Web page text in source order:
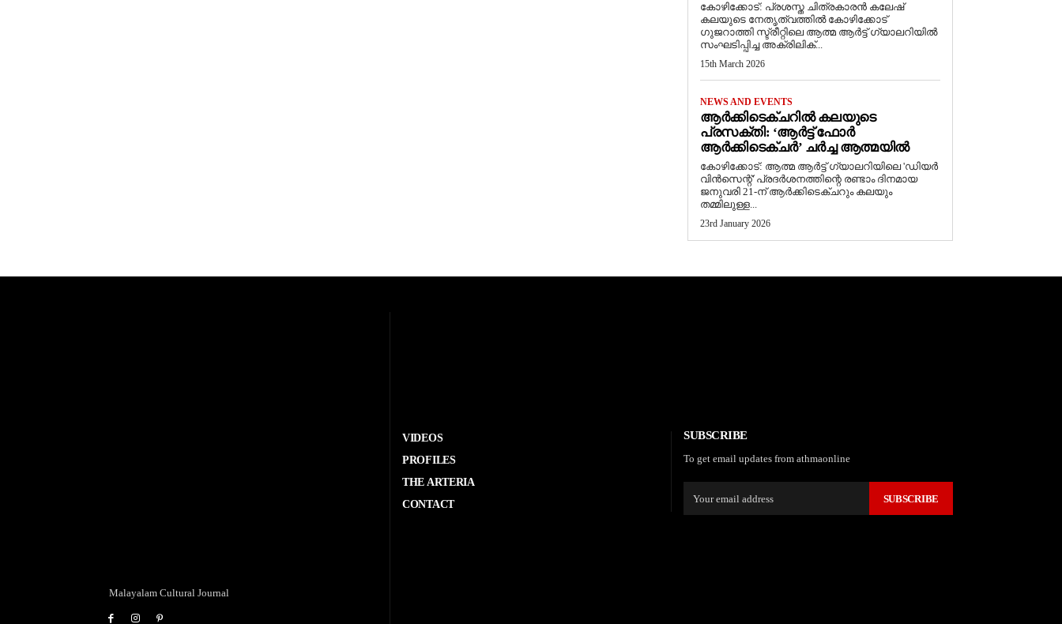
കോഴിക്കോട്: പ്രശസ്ത ചിത്രകാരൻ കലേഷ്
കലയുടെ നേതൃത്വത്തിൽ കോഴിക്കോട്
ഗുജറാത്തി സ്ട്രീറ്റിലെ ആത്മ ആർട്ട് ഗ്യാലറിയിൽ
സംഘടിപ്പിച്ച അക്രിലിക്...
15th March 2026
NEWS AND EVENTS
ആർക്കിടെക്ചറിൽ കലയുടെ
പ്രസക്തി: ‘ആർട്ട് ഫോർ
ആർക്കിടെക്ചർ’ ചർച്ച ആത്മയിൽ
​കോഴിക്കോട്: ആത്മ ആർട്ട് ഗ്യാലറിയിലെ 'ഡിയർ
വിൻസെന്റ്' പ്രദർശനത്തിന്റെ രണ്ടാം ദിനമായ
ജനുവരി 21-ന് ആർക്കിടെക്ചറും കലയും
തമ്മിലുള്ള...
23rd January 2026
Malayalam Cultural Journal
VIDEOS
PROFILES
THE ARTERIA
CONTACT
SUBSCRIBE
To get email updates from athmaonline
SUBSCRIBE